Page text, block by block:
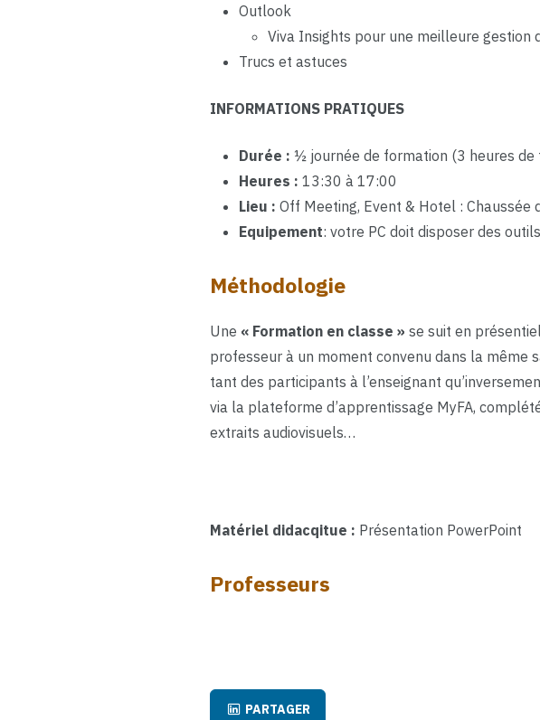
Outlook
Viva Insights pour une meilleure
Trucs et astuces
INFORMATIONS PRATIQUES
Durée : ½ journée de formation (3 heures de
Heures : 13:30 à 17:00
Lieu : Off Meeting, Event & Hotel :
Equipement: votre PC doit disposer des
Méthodologie
Une « Formation en classe » se suit en
professeur à un moment convenu dans la
tant des participants à l’enseignant
via la plateforme d’apprentissage MyFA,
extraits audiovisuels…
Matériel didacqitue : Présentation PowerPoint
Professeurs
PARTAGER